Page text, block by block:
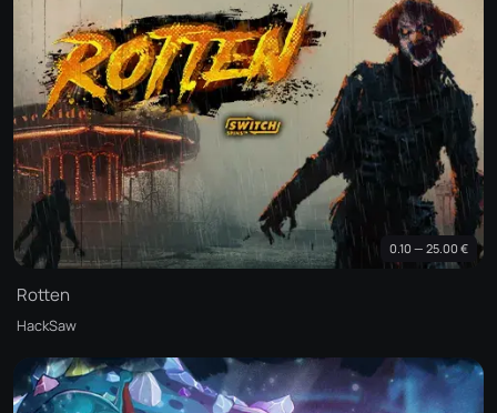
0.10 — 25.00 €
Rotten
HackSaw